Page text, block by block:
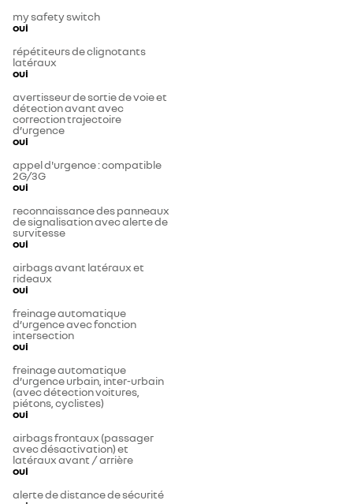
my safety switch
oui
répétiteurs de clignotants
latéraux
oui
avertisseur de sortie de voie et
détection avant avec
correction trajectoire
d’urgence
oui
appel d'urgence : compatible
2G/3G
oui
reconnaissance des panneaux
de signalisation avec alerte de
survitesse
oui
airbags avant latéraux et
rideaux
oui
freinage automatique
d’urgence avec fonction
intersection
oui
freinage automatique
d’urgence urbain, inter-urbain
(avec détection voitures,
piétons, cyclistes)
oui
airbags frontaux (passager
avec désactivation) et
latéraux avant / arrière
oui
alerte de distance de sécurité